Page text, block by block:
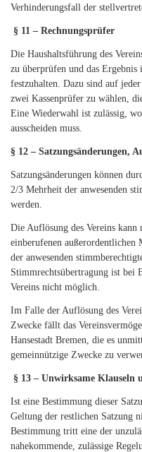
Verhinderungsfall der
§ 11 – Rechnungsprüfer
Die Haushaltsführung des
zu überprüfen und das
festzuhalten. Dazu sind auf
zwei Kassenprüfer zu wählen,
Eine Wiederwahl ist zulässig,
ausscheiden muss.
§ 12 – Satzungsänderungen,
Satzungsänderungen können
2/3 Mehrheit der anwesenden
werden.
Die Auflösung des Vereins
einberufenen
der anwesenden
Stimmrechtsübertragung ist bei
Vereins nicht möglich.
Im Falle der Auflösung des
Zwecke fällt das
Hansestadt Bremen, die es
gemeinnützige Zwecke zu
§ 13 – Unwirksame Klauseln
Ist eine Bestimmung dieser
Geltung der restlichen Satzung
Bestimmung tritt eine der
nahekommende, zulässige